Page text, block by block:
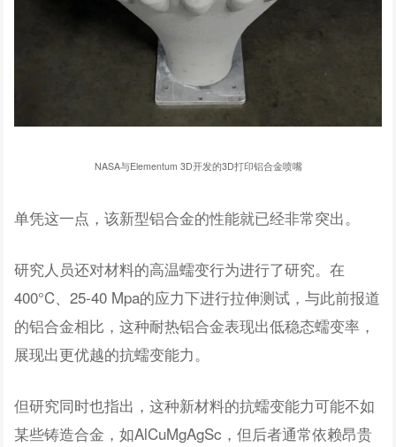
NASA与Elementum 3D开发的3D打印铝合金喷嘴
单凭这一点，该新型铝合金的性能就已经非常突出。
研究人员还对材料的高温蠕变行为进行了研究。在
400°C、25-40 Mpa的应力下进行拉伸测试，与此前报道
的铝合金相比，这种耐热铝合金表现出低稳态蠕变率，
展现出更优越的抗蠕变能力。
但研究同时也指出，这种新材料的抗蠕变能力可能不如
某些铸造合金，如AlCuMgAgSc，但后者通常依赖昂贵